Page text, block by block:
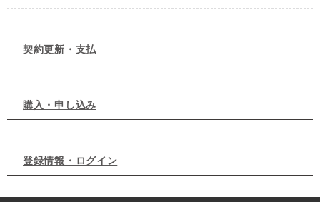
契約更新・支払
購入・申し込み
登録情報・ログイン